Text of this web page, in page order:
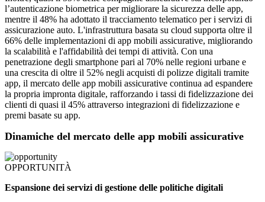
l’autenticazione biometrica per migliorare la sicurezza delle app,
mentre il 48% ha adottato il tracciamento telematico per i servizi di
assicurazione auto. L'infrastruttura basata su cloud supporta oltre il
66% delle implementazioni di app mobili assicurative, migliorando
la scalabilità e l'affidabilità dei tempi di attività. Con una
penetrazione degli smartphone pari al 70% nelle regioni urbane e
una crescita di oltre il 52% negli acquisti di polizze digitali tramite
app, il mercato delle app mobili assicurative continua ad espandere
la propria impronta digitale, rafforzando i tassi di fidelizzazione dei
clienti di quasi il 45% attraverso integrazioni di fidelizzazione e
premi basate su app.
Dinamiche del mercato delle app mobili assicurative
OPPORTUNITÀ
Espansione dei servizi di gestione delle politiche digitali